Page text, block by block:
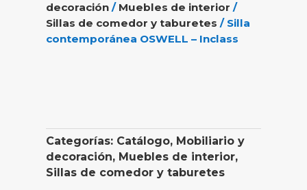
decoración / Muebles de interior /
Sillas de comedor y taburetes / Silla
contemporánea OSWELL – Inclass
Categorías: Catálogo, Mobiliario y
decoración, Muebles de interior,
Sillas de comedor y taburetes